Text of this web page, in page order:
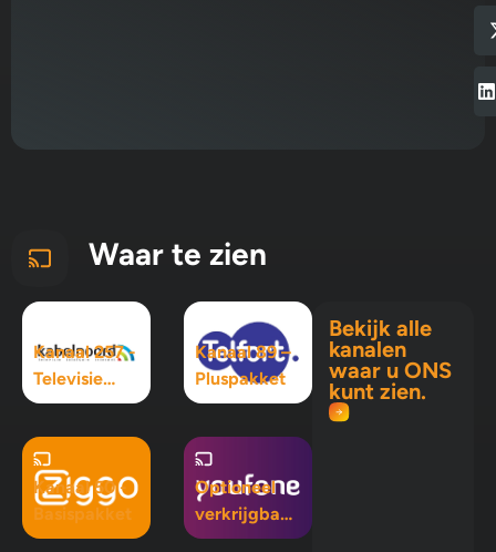
Waar te zien
Kanaal 257 -
Televisie
Maximaal
Kanaal 89 –
Pluspakket
Kanaal 50 -
Basispakket
Optioneel
verkrijgbaar
in Mix 5, Mix
Bekijk alle
kanalen
waar u ONS
kunt zien.